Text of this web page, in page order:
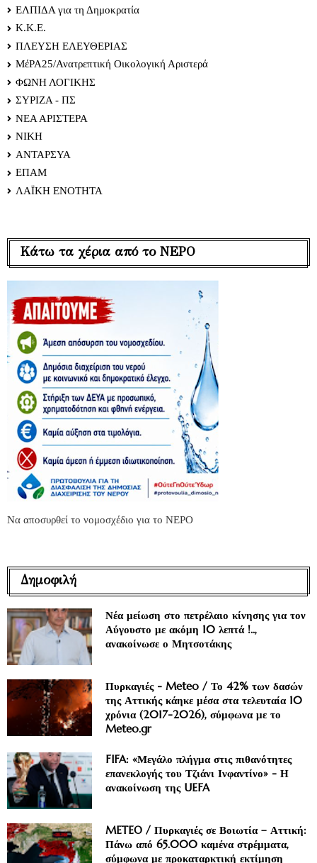
ΕΛΠΙΔΑ για τη Δημοκρατία
Κ.Κ.Ε.
ΠΛΕΥΣΗ ΕΛΕΥΘΕΡΙΑΣ
ΜέΡΑ25/Ανατρεπτική Οικολογική Αριστερά
ΦΩΝΗ ΛΟΓΙΚΗΣ
ΣΥΡΙΖΑ - ΠΣ
ΝΕΑ ΑΡΙΣΤΕΡΑ
ΝΙΚΗ
ΑΝΤΑΡΣΥΑ
ΕΠΑΜ
ΛΑΪΚΗ ΕΝΟΤΗΤΑ
Κάτω τα χέρια από το ΝΕΡΟ
Να αποσυρθεί το νομοσχέδιο για το ΝΕΡΟ
Δημοφιλή
Νέα μείωση στο πετρέλαιο κίνησης για τον
Αύγουστο με ακόμη 10 λεπτά !..,
ανακοίνωσε ο Μητσοτάκης
Πυρκαγιές - Meteo / Το 42% των δασών
της Αττικής κάηκε μέσα στα τελευταία 10
χρόνια (2017-2026), σύμφωνα με το
Meteo.gr
FIFA: «Μεγάλο πλήγμα στις πιθανότητες
επανεκλογής του Τζιάνι Ινφαντίνο» - Η
ανακοίνωση της UEFA
METEO / Πυρκαγιές σε Βοιωτία – Αττική:
Πάνω από 65.000 καμένα στρέμματα,
σύμφωνα με προκαταρκτική εκτίμηση